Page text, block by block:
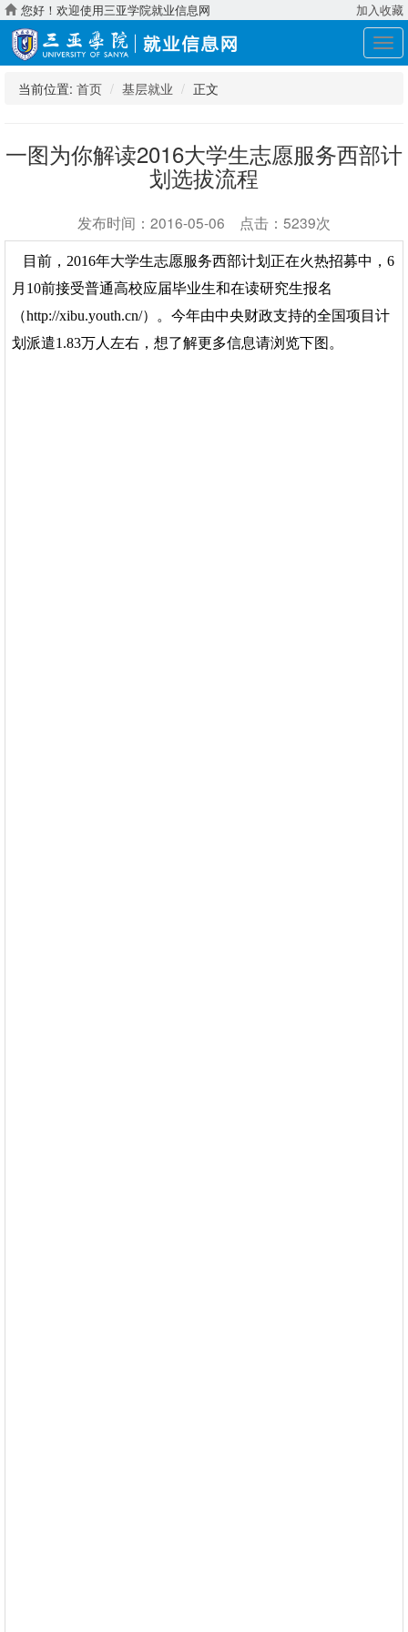
您好！欢迎使用三亚学院就业信息网 加入收藏
展
开
当前位置: 首页 基层就业 正文
一图为你解读2016大学生志愿服务西部计
划选拔流程
发布时间：2016-05-06 点击：5239次
目前，2016年大学生志愿服务西部计划正在火热招募中，6
月10前接受普通高校应届毕业生和在读研究生报名
（http://xibu.youth.cn/）。今年由中央财政支持的全国项目计
划派遣1.83万人左右，想了解更多信息请浏览下图。